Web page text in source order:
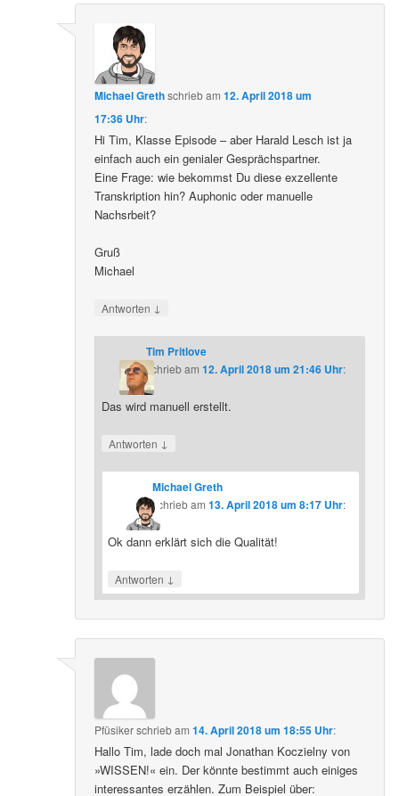
Michael Grethschriebam12. April 2018 um
17:36 Uhr:
Hi Tim, Klasse Episode – aber Harald Lesch ist ja
einfach auch ein genialer Gesprächspartner.
Eine Frage: wie bekommst Du diese exzellente
Transkription hin? Auphonic oder manuelle
Nachsrbeit?
Gruß
Michael
Antworten ↓
Tim Pritlove
schriebam 12. April 2018 um 21:46 Uhr:
Das wird manuell erstellt.
Antworten ↓
Michael Greth
schriebam13. April 2018 um 8:17 Uhr:
Ok dann erklärt sich die Qualität!
Antworten ↓
Pfüsikerschriebam14. April 2018 um 18:55 Uhr:
Hallo Tim, lade doch mal Jonathan Koczielny von
»WISSEN!« ein. Der könnte bestimmt auch einiges
interessantes erzählen. Zum Beispiel über: